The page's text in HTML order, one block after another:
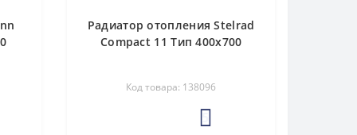
Радиатор отопления Stelrad
Compact 11 Тип 400х700
Код товара: 138096